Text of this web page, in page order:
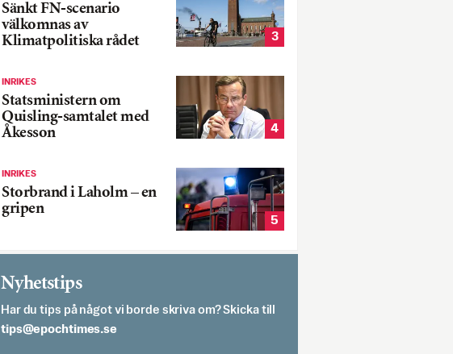
Sänkt FN-scenario
välkomnas av
Klimatpolitiska rådet
3
INRIKES
Statsministern om
Quisling-samtalet med
Åkesson
4
INRIKES
Storbrand i Laholm – en
gripen
5
Nyhetstips
Har du tips på något vi borde skriva om? Skicka till
es.semithcope@spit